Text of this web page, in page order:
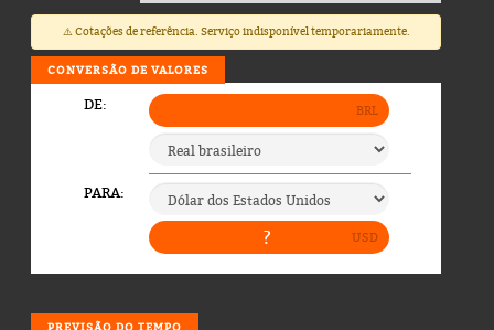
⚠️ Cotações de referência. Serviço indisponível temporariamente.
CONVERSÃO DE VALORES